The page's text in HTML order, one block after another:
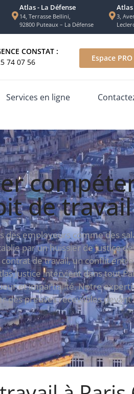
Atlas - La Défense
14, Terrasse Bellini,
92800 Puteaux – La Défense
3,
CONSTAT :
74 07 56
Espace
Services en ligne
de travail
employeurs comme des
par un huissier de justice
de travail, un conflit
Justice intervient dans tout
et impartialité. Notre
des preuves recevables